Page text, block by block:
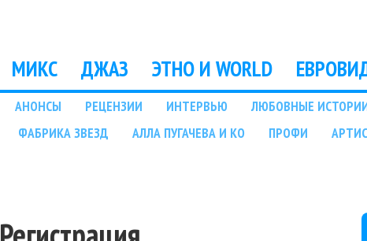
МИКС ДЖАЗ ЭТНО И WORLD
АНОНСЫ РЕЦЕНЗИИ ИНТЕРВЬЮ ЛЮБОВНЫЕ
ФАБРИКА ЗВЕЗД АЛЛА ПУГАЧЕВА И КО ПРОФИ